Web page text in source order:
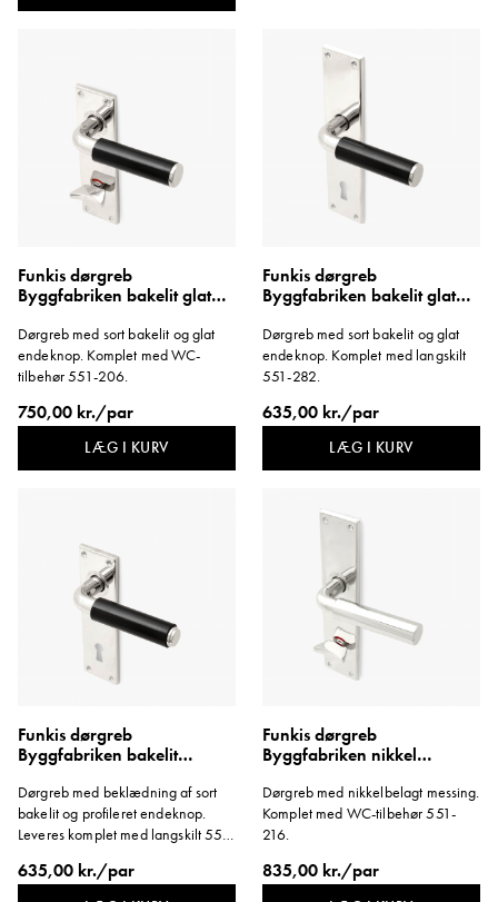
Funkis dørgreb
Byggfabriken bakelit glat
Dørgreb med sort bakelit og glat
endeknop. Komplet med WC-
tilbehør 551-206.
750,00 kr./par
LÆG I KURV
Funkis dørgreb
Byggfabriken bakelit glat
Dørgreb med sort bakelit og glat
endeknop. Komplet med langskilt
551-282.
635,00 kr./par
LÆG I KURV
Funkis dørgreb
Byggfabriken bakelit
Dørgreb med beklædning af sort
bakelit og profileret endeknop.
Leveres komplet med langskilt 551-
635,00 kr./par
Funkis dørgreb
Byggfabriken nikkel
Dørgreb med nikkelbelagt messing.
Komplet med WC-tilbehør 551-
216.
835,00 kr./par